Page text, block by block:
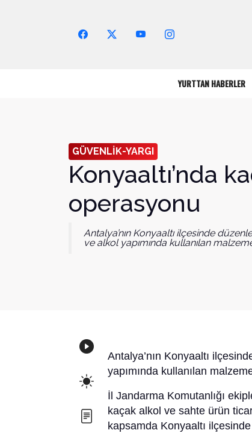
YURTTAN HABERLER
GÜVENLİK-YARGI
Konyaaltı’nda
operasyonu
Antalya’nın Konyaaltı ilçesinde
ve alkol yapımında kullanılan
Antalya’nın Konyaaltı
yapımında kullanılan
İl Jandarma Komutanlığı
kaçak alkol ve sahte ürün
kapsamda Konyaaltı
Arama Yap!